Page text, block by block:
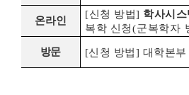
온라인
[신청 방법] 학사시스
복학 신청(군복학자
방문 [신청 방법] 대학본부